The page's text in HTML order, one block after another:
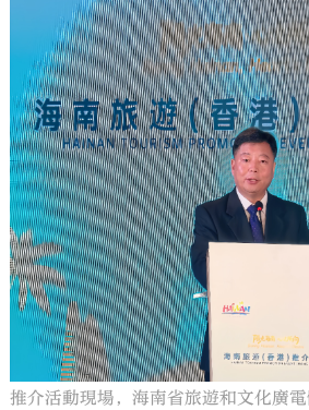
推介活動現場，海南省旅遊和文化廣